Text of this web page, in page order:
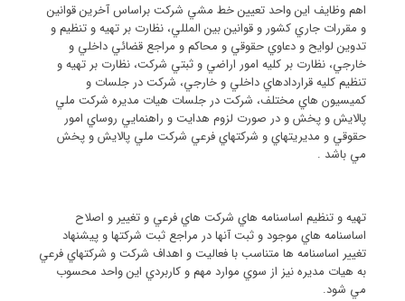
اهم وظايف اين واحد تعيين خط مشي شركت براساس آخرين قوانين
و مقررات جاري كشور و قوانين بين المللي، نظارت بر تهيه و تنظيم و
تدوين لوايح و دعاوي حقوقي و محاكم و مراجع قضائي داخلي و
خارجي، نظارت بر كليه امور اراضي و ثبتي شركت، نظارت بر تهيه و
تنظيم كليه قراردادهاي داخلي و خارجي، شركت در جلسات و
كميسيون هاي مختلف، شركت در جلسات هيات مديره شركت ملي
پالايش و پخش و در صورت لزوم هدايت و راهنمايي روساي امور
حقوقي و مديريتهاي و شركتهاي فرعي شركت ملي پالايش و پخش
مي باشد .
تهيه و تنظيم اساسنامه هاي شركت هاي فرعي و تغيير و اصلاح
اساسنامه هاي موجود و ثبت آنها در مراجع ثبت شركتها و پيشنهاد
تغيير اساسنامه ها متناسب با فعاليت و اهداف شركت و شركتهاي فرعي
به هيات مديره نيز از سوي موارد مهم و كاربردي اين واحد محسوب
مي شود.